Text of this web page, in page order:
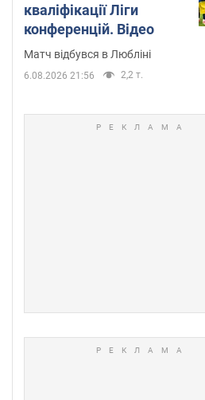
кваліфікації Ліги
конференцій. Відео
Матч відбувся в Любліні
6.08.2026 21:56 2,2 т.